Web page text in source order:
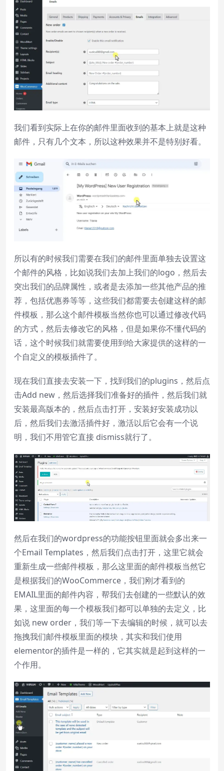
Reset restore all settings to the default
values
Done
Close Modal Dialog
End of dialog window.
我们看到实际上在你的邮件里面收到的基本上就是这种
邮件，只有几个文本，所以这种效果并不是特别好看。
所以有的时候我们需要在我们的邮件里面单独去设置这
个邮件的风格，比如说我们去加上我们的logo，然后去
突出我们的品牌属性，或者是去添加一些其他产品的推
荐，包括优惠券等等，这些我们都需要去创建这样的邮
件模板，那么这个邮件模板当然你也可以通过修改代码
的方式，然后去修改它的风格，但是如果你不懂代码的
话，这个时候我们就需要使用到给大家提供的这样的一
个自定义的模板插件了。
现在我们直接去安装一下，找到我们的plugins，然后点
击Add new，然后选择我们准备好的插件，然后我们就
安装最高版本的，然后点击打开，安装好安装成功以
后，然后我们去激活插件好，激活以后它会有一个说
明，我们不用管它直接 dismiss就行了。
然后在我们的wordpress的功能按钮里面就会多出来一
个Email Templates，然后我们点击打开，这里它就会
重新生成一些邮件模板，那么这里面的邮件模板当然它
是根据我们的WooCommerce，我们刚才看到的
EMAIL里面的邮件内容，帮我们去创建的一些默认的效
果，这里面的每一个模板我们都可以单独的去定义，比
如说 new order，我们等一下去编辑的时候，就可以去
拖拽我们邮件模板里面的模块，其实和我们使用
elementor的插件是一样的，它其实就是起到这样的一
个作用。